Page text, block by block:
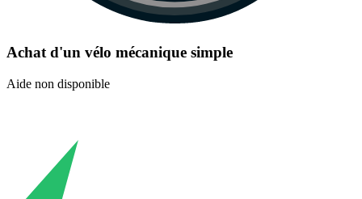
Achat d'un vélo mécanique simple
Aide non disponible